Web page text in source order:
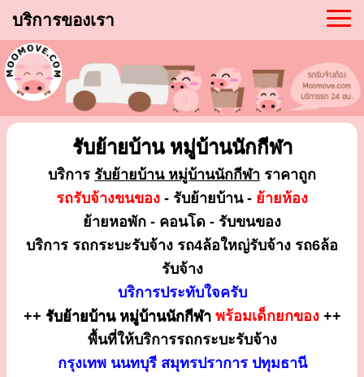
บริการของเรา
รับย้ายบ้าน หมู่บ้านนักกีฬา
บริการ รับย้ายบ้าน หมู่บ้านนักกีฬา ราคาถูก
รถรับจ้างขนของ - รับย้ายบ้าน - ย้ายห้อง
ย้ายหอพัก - คอนโด - รับขนของ
บริการ รถกระบะรับจ้าง รถ4ล้อใหญ่รับจ้าง รถ6ล้อ
รับจ้าง
บริการประทับใจครับ
++ รับย้ายบ้าน หมู่บ้านนักกีฬา พร้อมเด็กยกของ++
พื้นที่ให้บริการรถกระบะรับจ้าง
กรุงเทพ นนทบุรี สมุทรปราการ ปทุมธานี